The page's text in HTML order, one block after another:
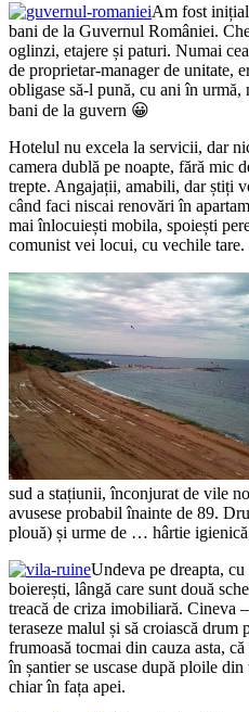
Am fost
bani de la Guvernul României.
oglinzi, etajere și paturi. Numai
de proprietar-manager de unitate,
obligase să-l pună, cu ani în
bani de la guvern 😀
Hotelul nu excela la servicii, dar
camera dublă pe noapte, fără mic
trepte. Angajații, amabili, dar știți
când faci niscai renovări în
mai înlocuiești mobila, spoiești
comunist vei locui, cu vechile tare.
sud a stațiunii, înconjurat de vile
avusese probabil înainte de 89.
plouă) și urme de … hârtie
Undeva pe dreapta,
boierești, lângă care sunt două
treacă de criza imobiliară. Cineva
teraseze malul și să croiască drum
frumoasă tocmai din cauza asta,
în șantier se uscase după ploile
chiar în fața apei.